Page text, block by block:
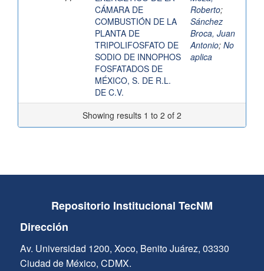
CÁMARA DE
COMBUSTIÓN DE LA
PLANTA DE
TRIPOLIFOSFATO DE
SODIO DE INNOPHOS
FOSFATADOS DE
MÉXICO, S. DE R.L.
DE C.V.
Roberto;
Sánchez
Broca, Juan
Antonio; No
aplica
Showing results 1 to 2 of 2
Repositorio Institucional TecNM
Dirección
Av. Universidad 1200, Xoco, Benito Juárez, 03330
Ciudad de México, CDMX.